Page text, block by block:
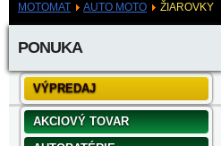
MOTOMAT AUTO MOTO ŽIAROVKY
PONUKA
VÝPREDAJ
AKCIOVÝ TOVAR